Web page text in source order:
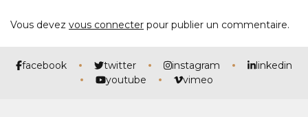
Vous devez vous connecter pour publier un commentaire.
facebook twitter instagram
linkedin
youtube
vimeo